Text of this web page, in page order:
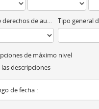
Régimen de derechos de autor Tipo general
de máximo nivel
las descripciones
de fecha :